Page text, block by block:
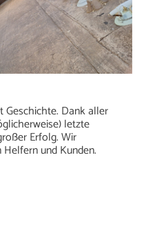
Dank aller
letzte
Erfolg. Wir
und Kunden.